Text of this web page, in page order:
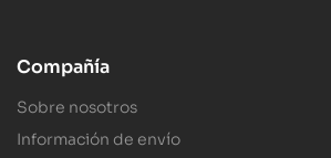
Compañía
Sobre nosotros
Información de envío